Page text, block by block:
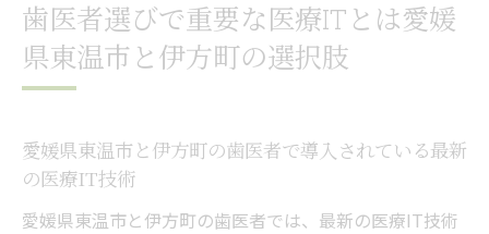
役割
愛媛県東温市と伊方町の歯医者が提供する
歯医者での医療IT活用がもたらす安心感
歯医者選びで重要な医療ITとは愛媛
県東温市と伊方町の選択肢
愛媛県東温市と伊方町の歯医者で導入されている最新
の医療IT技術
愛媛県東温市と伊方町の歯医者では、最新の医療IT技術